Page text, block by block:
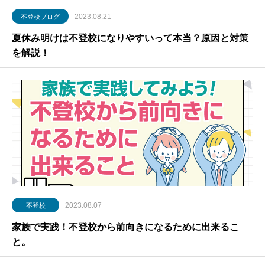
不登校ブログ 2023.08.21
夏休み明けは不登校になりやすいって本当？原因と対策
を解説！
不登校 2023.08.07
家族で実践！不登校から前向きになるために出来るこ
と。